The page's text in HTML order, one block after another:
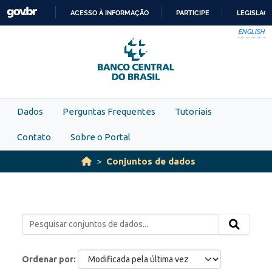
Skip to main content
PARA
O
CONTEÚDO
ACESSO À INFORMAÇÃO PARTICIPE
ENGLISH
Dados Perguntas Frequentes Tutoriais
Contato Sobre o Portal
Conjuntos de dados
Ordenar por